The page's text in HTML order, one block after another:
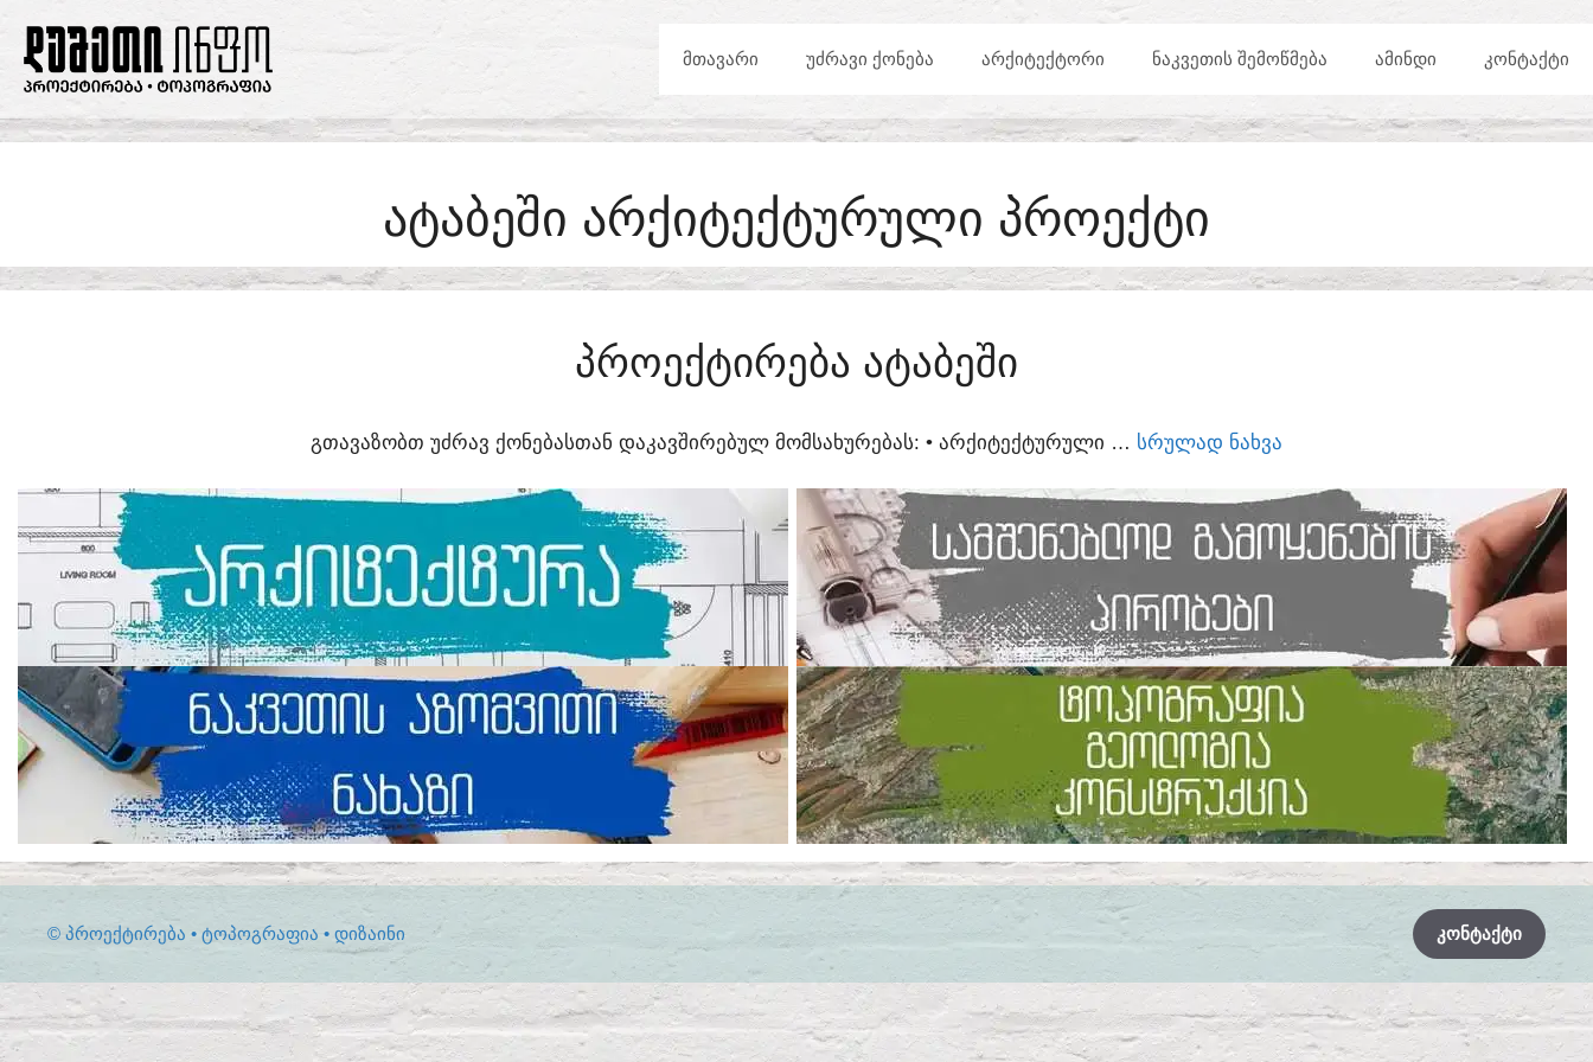
CONTENT
ᲛᲗᲐᲕᲐᲠᲘ ᲣᲫᲠᲐᲕᲘ ᲥᲝᲜᲔᲑᲐ ᲐᲠᲥᲘᲢᲔᲥᲢᲝᲠᲘ ᲜᲐᲙᲕᲔᲗᲘᲡ ᲨᲔᲛᲝᲬᲛᲔᲑᲐ ᲐᲛᲘᲜᲓᲘ ᲙᲝᲜᲢᲐᲥᲢᲘ
ᲐᲢᲐᲑᲔᲨᲘ ᲐᲠᲥᲘᲢᲔᲥᲢᲣᲠᲣᲚᲘ ᲞᲠᲝᲔᲥᲢᲘ
ᲞᲠᲝᲔᲥᲢᲘᲠᲔᲑᲐ ᲐᲢᲐᲑᲔᲨᲘ
ᲒᲗᲐᲕᲐᲖᲝᲑᲗ ᲣᲫᲠᲐᲕ ᲥᲝᲜᲔᲑᲐᲡᲗᲐᲜ ᲓᲐᲙᲐᲕᲨᲘᲠᲔᲑᲣᲚ ᲛᲝᲛᲡᲐᲮᲣᲠᲔᲑᲐᲡ:​ • ᲐᲠᲥᲘᲢᲔᲥᲢᲣᲠᲣᲚᲘ … ᲡᲠᲣᲚᲐᲓ ᲜᲐᲮᲕᲐ
ᲙᲝᲜᲢᲐᲥᲢᲘ
© ᲞᲠᲝᲔᲥᲢᲘᲠᲔᲑᲐ • ᲢᲝᲞᲝᲒᲠᲐᲤᲘᲐ • ᲓᲘᲖᲐᲘᲜᲘ